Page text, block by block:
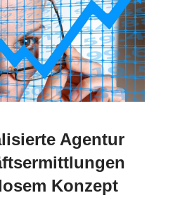
Agentur
Konzept